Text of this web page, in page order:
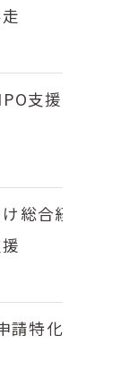
支援
総合経営
請特化